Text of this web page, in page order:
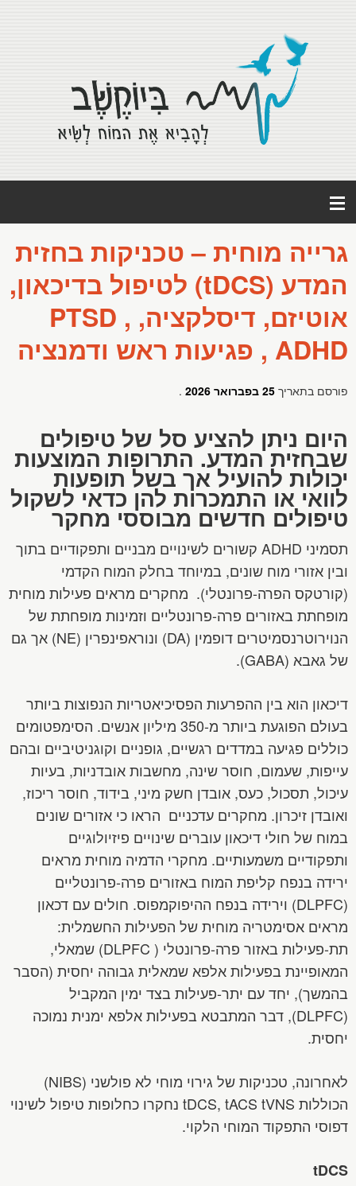
גרייה מוחית – טכניקות בחזית
המדע (tDCS) לטיפול בדיכאון,
אוטיזם, דיסלקציה, PTSD ,
ADHD , פגיעות ראש ודמנציה
פורסם בתאריך 25 בפברואר 2026 .
היום ניתן להציע סל של טיפולים
שבחזית המדע. התרופות המוצעות
יכולות להועיל אך בשל תופעות
לוואי או התמכרות להן כדאי לשקול
טיפולים חדשים מבוססי מחקר
תסמיני ADHD קשורים לשינויים מבניים ותפקודיים בתוך
ובין אזורי מוח שונים, במיוחד בחלק המוח הקדמי
(קורטקס הפרה-פרונטלי). מחקרים מראים פעילות מוחית
מופחתת באזורים פרה-פרונטליים וזמינות מופחתת של
הנוירוטרנסמיטרים דופמין (DA) ונוראפינפרין (NE) אך גם
של גאבא (GABA).
דיכאון הוא בין ההפרעות הפסיכיאטריות הנפוצות ביותר
בעולם הפוגעת ביותר מ-350 מיליון אנשים. הסימפטומים
כוללים פגיעה במדדים רגשיים, גופניים וקוגניטיביים ובהם
עייפות, שעמום, חוסר שינה, מחשבות אובדניות, בעיות
עיכול, תסכול, כעס, אובדן חשק מיני, בידוד, חוסר ריכוז,
ואובדן זיכרון. מחקרים עדכניים הראו כי אזורים שונים
במוח של חולי דיכאון עוברים שינויים פיזיולוגיים
ותפקודיים משמעותיים. מחקרי הדמיה מוחית מראים
ירידה בנפח קליפת המוח באזורים פרה-פרונטליים
(DLPFC) וירידה בנפח ההיפוקמפוס. חולים עם דכאון
מראים אסימטריה מוחית של הפעילות החשמלית:
תת-פעילות באזור פרה-פרונטלי ( DLPFC) שמאלי,
המאופיינת בפעילות אלפא שמאלית גבוהה יחסית (הסבר
בהמשך), יחד עם יתר-פעילות בצד ימין המקביל
(DLPFC), דבר המתבטא בפעילות אלפא ימנית נמוכה
יחסית.
לאחרונה, טכניקות של גירוי מוחי לא פולשני (NIBS)
הכוללות tDCS, tACS tVNS נחקרו כחלופות טיפול לשינוי
דפוסי התפקוד המוחי הלקוי.
tDCS